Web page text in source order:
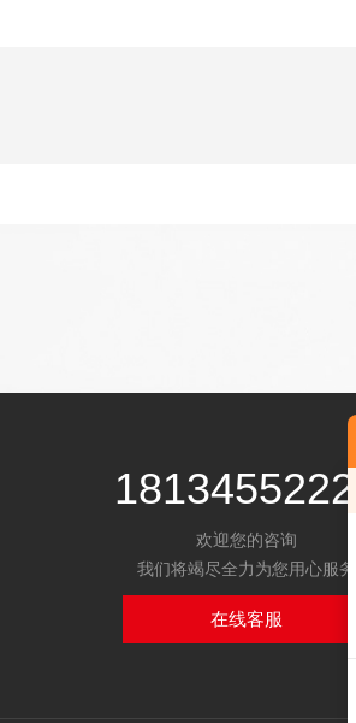
18134552229
欢迎您的咨询
我们将竭尽全力为您用心服务
在线客服